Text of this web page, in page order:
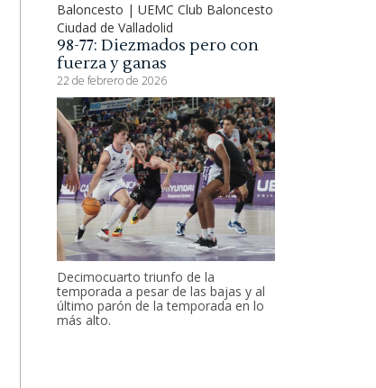
Baloncesto | UEMC Club Baloncesto
Ciudad de Valladolid
98-77: Diezmados pero con
fuerza y ganas
22 de febrero de 2026
Decimocuarto triunfo de la
temporada a pesar de las bajas y al
último parón de la temporada en lo
más alto.